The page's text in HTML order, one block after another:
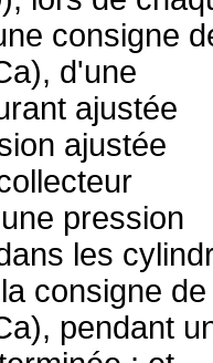
consigne
d'une
ajustée
ajustée
pression
les
consigne de
pendant